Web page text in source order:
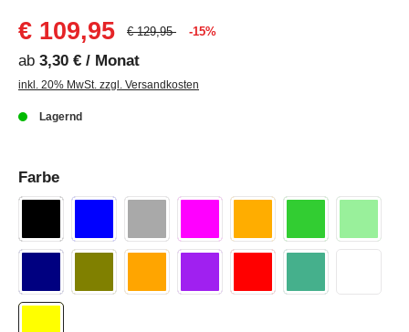
€ 109,95
€ 129,95 -15%
ab 3,30 € / Monat
inkl. 20% MwSt. zzgl. Versandkosten
Lagernd
Farbe